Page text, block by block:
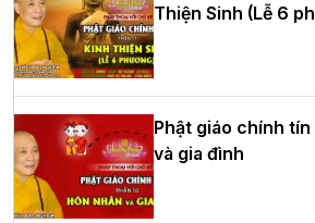
HT.Thích Thọ Lạc được suy cử làm
Trưởng BTS GHPGVN tỉnh Nghệ An
Hòa thượng Thích Quảng Tùng tái
cử Trưởng BTS GHPGVN thành phố
Thiện Sinh (Lễ 6
Phật giáo chính tín
và gia đình